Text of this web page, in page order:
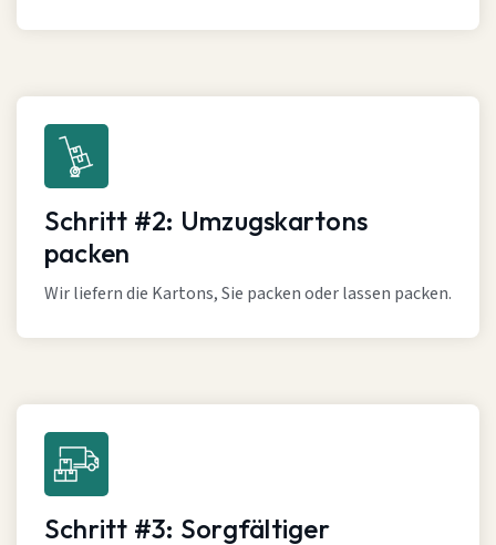
Schritt #2: Umzugskartons
packen
Wir liefern die Kartons, Sie packen oder lassen packen.
Schritt #3: Sorgfältiger